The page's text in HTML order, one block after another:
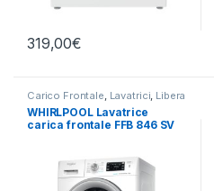
319,00€
Carico Frontale, Lavatrici, Libera
Installazione Whirlpool
WHIRLPOOL Lavatrice
carica frontale FFB 846 SV